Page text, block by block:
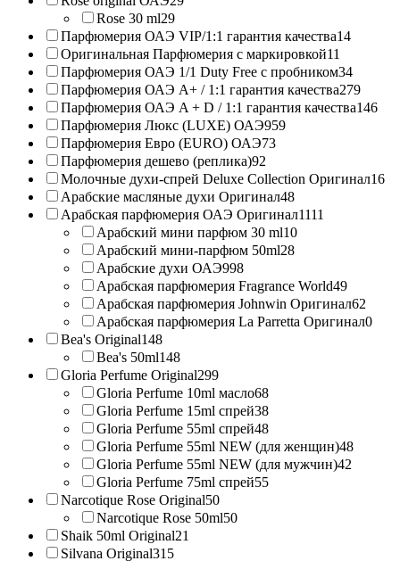
Rose 30 ml29
Парфюмерия ОАЭ VIP/1:1 гарантия качества14
Оригинальная Парфюмерия с маркировкой11
Парфюмерия ОАЭ 1/1 Duty Free с пробником34
Парфюмерия ОАЭ A+ / 1:1 гарантия качества279
Парфюмерия ОАЭ A + D / 1:1 гарантия качества146
Парфюмерия Люкс (LUXE) ОАЭ959
Парфюмерия Евро (EURO) ОАЭ73
Парфюмерия дешево (реплика)92
Молочные духи-спрей Deluxe Collection Оригинал16
Арабские масляные духи Оригинал48
Арабская парфюмерия ОАЭ Оригинал1111
Арабский мини парфюм 30 ml10
Арабский мини-парфюм 50ml28
Арабские духи ОАЭ998
Арабская парфюмерия Fragrance World49
Арабская парфюмерия Johnwin Оригинал62
Арабская парфюмерия La Parretta Оригинал0
Bea's Original148
Bea's 50ml148
Gloria Perfume Original299
Gloria Perfume 10ml масло68
Gloria Perfume 15ml спрей38
Gloria Perfume 55ml спрей48
Gloria Perfume 55ml NEW (для женщин)48
Gloria Perfume 55ml NEW (для мужчин)42
Gloria Perfume 75ml спрей55
Narcotique Rose Original50
Narcotique Rose 50ml50
Shaik 50ml Original21
Silvana Original315